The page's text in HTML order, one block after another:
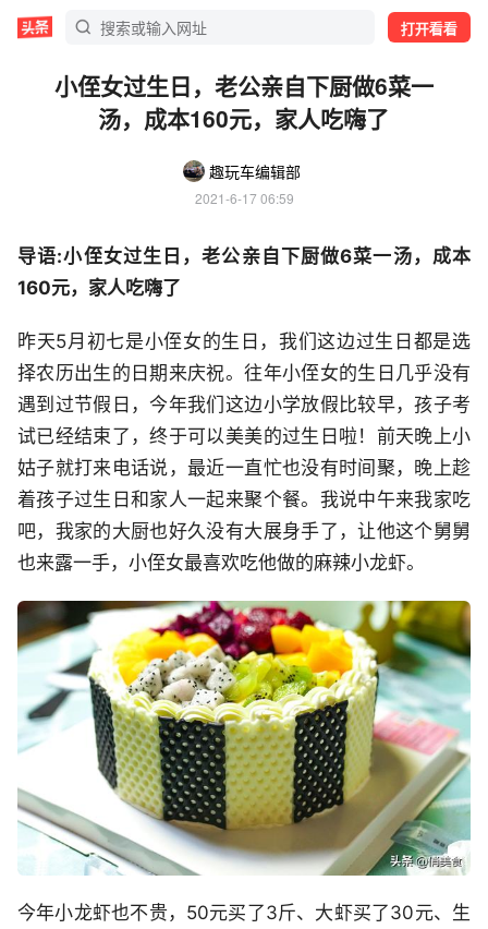
打开看看
小侄女过生日，老公亲自下厨做6菜一
汤，成本160元，家人吃嗨了
趣玩车编辑部
2021-6-17 06:59
导语:小侄女过生日，老公亲自下厨做6菜一汤，成本
160元，家人吃嗨了
昨天5月初七是小侄女的生日，我们这边过生日都是选
择农历出生的日期来庆祝。往年小侄女的生日几乎没有
遇到过节假日，今年我们这边小学放假比较早，孩子考
试已经结束了，终于可以美美的过生日啦！前天晚上小
姑子就打来电话说，最近一直忙也没有时间聚，晚上趁
着孩子过生日和家人一起来聚个餐。我说中午来我家吃
吧，我家的大厨也好久没有大展身手了，让他这个舅舅
也来露一手，小侄女最喜欢吃他做的麻辣小龙虾。
今年小龙虾也不贵，50元买了3斤、大虾买了30元、生